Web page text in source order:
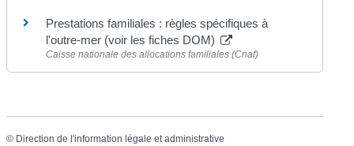
Prestations familiales : règles spécifiques à
l'outre-mer (voir les fiches DOM)
Caisse nationale des allocations familiales (Cnaf)
© Direction de l'information légale et administrative